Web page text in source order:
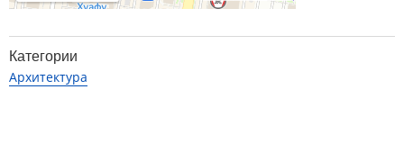
Категории
Архитектура